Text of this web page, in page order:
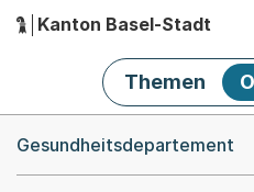
Hauptnavigation
Kanton Basel-Stadt
Themen
Gesundheitsdepartement